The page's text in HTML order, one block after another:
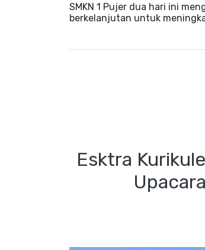
SMKN 1 Pujer dua hari ini
berkelanjutan untuk
Esktra